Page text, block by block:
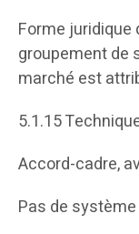
Forme juridique
groupement de
marché est
5.1.15
Accord-cadre,
Pas de